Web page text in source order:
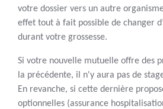
votre dossier vers un autre
effet tout à fait possible de changer
durant votre grossesse.
Si votre nouvelle mutuelle offre des
la précédente, il n'y aura pas de
En revanche, si cette dernière
optionnelles (assurance